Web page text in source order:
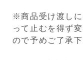
※商品受け渡しに
って止むを得ず
ので予めご了承下